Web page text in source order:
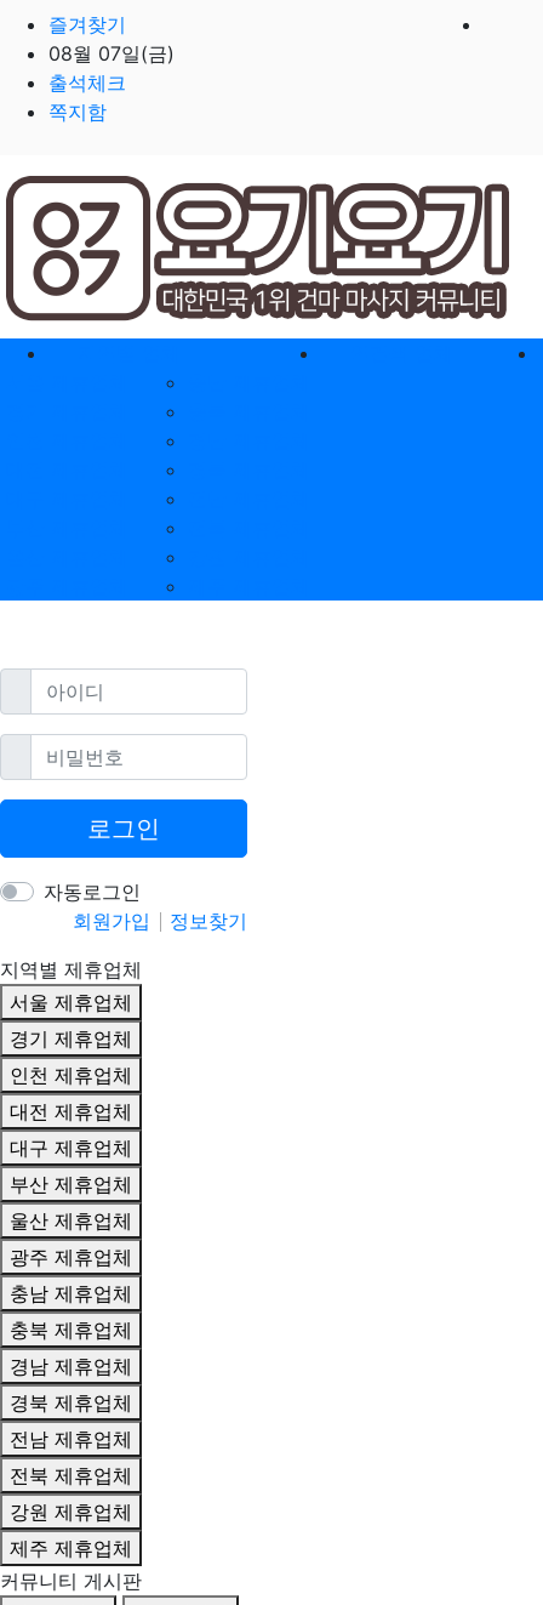
즐겨찾기
08월 07일(금)
출석체크
쪽지함
홈으로
아이디필수
비밀번호필수
로그인
자동로그인
회원가입
정보찾기
지역별 제휴업체
서울 제휴업체
경기 제휴업체
인천 제휴업체
대전 제휴업체
대구 제휴업체
부산 제휴업체
울산 제휴업체
광주 제휴업체
충남 제휴업체
충북 제휴업체
경남 제휴업체
경북 제휴업체
전남 제휴업체
전북 제휴업체
강원 제휴업체
제주 제휴업체
커뮤니티 게시판